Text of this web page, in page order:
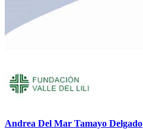
Andrea Del Mar Tamayo Delgado